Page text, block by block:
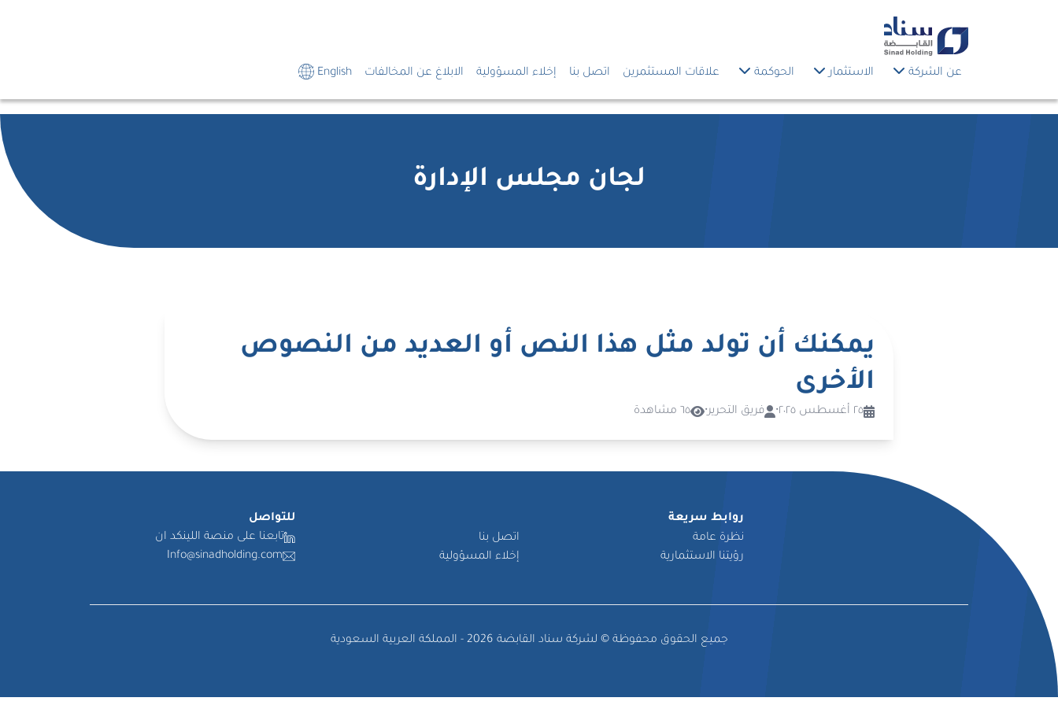
عن الشركة الاستثمار الحوكمة علاقات المستثمرين اتصل بنا إخلاء المسؤولية الابلاغ عن المخالفات English
لجان مجلس الإدارة
يمكنك أن تولد مثل هذا النص أو العديد من النصوص
الأخرى
٢٥ أغسطس ٢٠٢٥ • فريق التحرير• ٦٥ مشاهدة
روابط سريعة
نظرة عامة
رؤيتنا الاستثمارية
اتصل بنا
إخلاء المسؤولية
للتواصل
تابعنا على منصة اللينكد ان
Info@sinadholding.com
جميع الحقوق محفوظة © لشركة سناد القابضة 2026 - المملكة العربية السعودية